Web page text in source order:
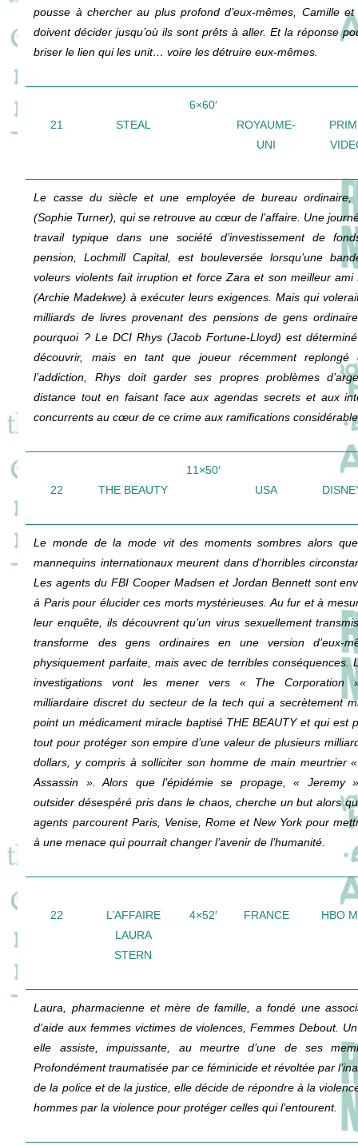
pousse à chercher au plus profond d’eux-mêmes, Camille et
doivent décider jusqu’où ils sont prêts à aller. Et la réponse
briser le lien qui les unit… voire les détruire eux-mêmes.
21 STEAL
6×60′
ROYAUME-
UNI
Le casse du siècle et une employée de bureau ordinaire,
(Sophie Turner), qui se retrouve au cœur de l’affaire. Une
travail typique dans une société d’investissement de
pension, Lochmill Capital, est bouleversée lorsqu’une
voleurs violents fait irruption et force Zara et son meilleur ami
(Archie Madekwe) à exécuter leurs exigences. Mais qui
milliards de livres provenant des pensions de gens
pourquoi ? Le DCI Rhys (Jacob Fortune-Lloyd) est
découvrir, mais en tant que joueur récemment replongé
l’addiction, Rhys doit garder ses propres problèmes
distance tout en faisant face aux agendas secrets et aux
concurrents au cœur de ce crime aux ramifications
22 THE BEAUTY
11×50′
USA
Le monde de la mode vit des moments sombres alors
mannequins internationaux meurent dans d’horribles
Les agents du FBI Cooper Madsen et Jordan Bennett sont
à Paris pour élucider ces morts mystérieuses. Au fur et à
leur enquête, ils découvrent qu’un virus sexuellement
transforme des gens ordinaires en une version d’eux-
physiquement parfaite, mais avec de terribles conséquences.
investigations vont les mener vers « The Corporation
milliardaire discret du secteur de la tech qui a secrètement
point un médicament miracle baptisé THE BEAUTY et qui est
tout pour protéger son empire d’une valeur de plusieurs
dollars, y compris à solliciter son homme de main meurtrier
Assassin ». Alors que l’épidémie se propage, « Jeremy
outsider désespéré pris dans le chaos, cherche un but alors
agents parcourent Paris, Venise, Rome et New York pour
à une menace qui pourrait changer l’avenir de l’humanité.
22
L’AFFAIRE
LAURA
STERN
4×52′ FRANCE HBO
Laura, pharmacienne et mère de famille, a fondé une
d’aide aux femmes victimes de violences, Femmes Debout.
elle assiste, impuissante, au meurtre d’une de ses
Profondément traumatisée par ce féminicide et révoltée par
de la police et de la justice, elle décide de répondre à la
hommes par la violence pour protéger celles qui l’entourent.